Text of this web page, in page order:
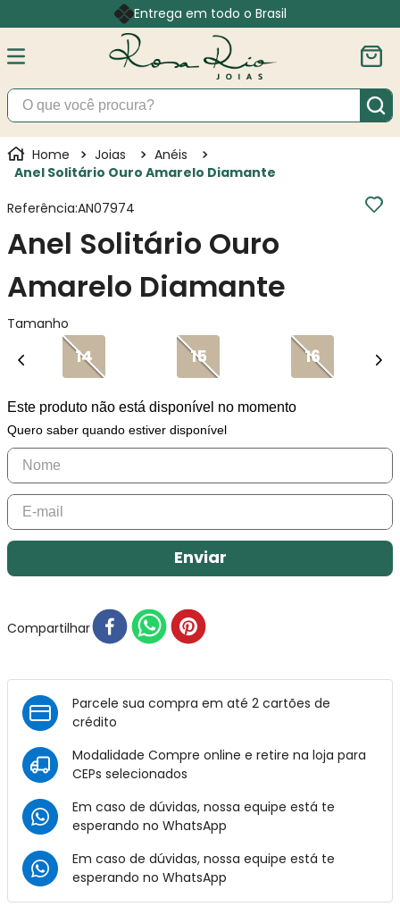
Entrega em todo o Brasil
O que você procura?
Joias
Anéis
Anel Solitário Ouro Amarelo Diamante
Referência:AN07974
Anel Solitário Ouro
Amarelo Diamante
Tamanho
14 15 16
Este produto não está disponível no momento
Quero saber quando estiver disponível
Enviar
Compartilhar
Parcele sua compra em até 2 cartões de
crédito
Modalidade Compre online e retire na loja para
CEPs selecionados
Em caso de dúvidas, nossa equipe está te
esperando no WhatsApp
Em caso de dúvidas, nossa equipe está te
esperando no WhatsApp